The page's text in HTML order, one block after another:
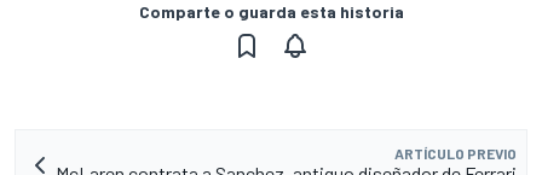
Comparte o guarda esta historia
ARTÍCULO PREVIO